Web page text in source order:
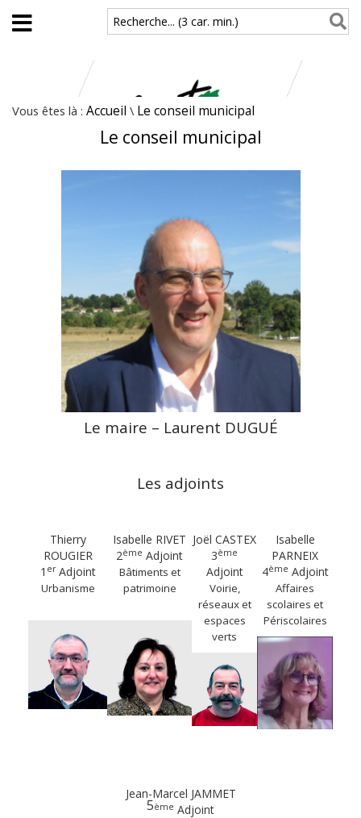
Aller au contenu principal
Recherche... (3 car. min.)
Vous êtes là : Accueil \ Le conseil municipal
Le conseil municipal
Le maire – Laurent DUGUÉ
Les adjoints
Thierry
ROUGIER
1 erAdjoint
Urbanisme
Isabelle RIVET
2ème Adjoint
Bâtiments et
patrimoine
Joël CASTEX
3ème
Adjoint
Voirie,
réseaux et
espaces
verts
Isabelle
PARNEIX
4ème Adjoint
Affaires
scolaires et
Périscolaires
Jean-Marcel JAMMET
5ème Adjoint